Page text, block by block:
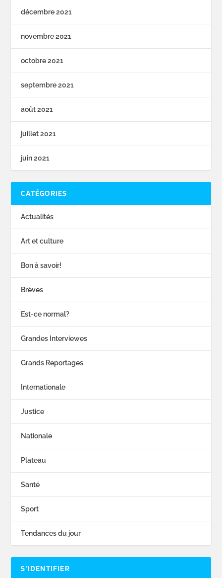
décembre 2021
novembre 2021
octobre 2021
septembre 2021
août 2021
juillet 2021
juin 2021
CATÉGORIES
Actualités
Art et culture
Bon à savoir!
Brèves
Est-ce normal?
Grandes Interviewes
Grands Reportages
Internationale
Justice
Nationale
Plateau
Santé
Sport
Tendances du jour
S’IDENTIFIER